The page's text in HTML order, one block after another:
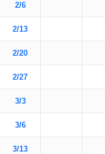
2/6
2/13
2/20
2/27
3/3
3/6
3/13